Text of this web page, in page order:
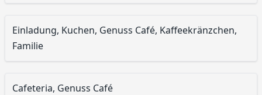
Einladung, Kuchen, Genuss Café, Kaffeekränzchen,
Familie
Cafeteria, Genuss Café